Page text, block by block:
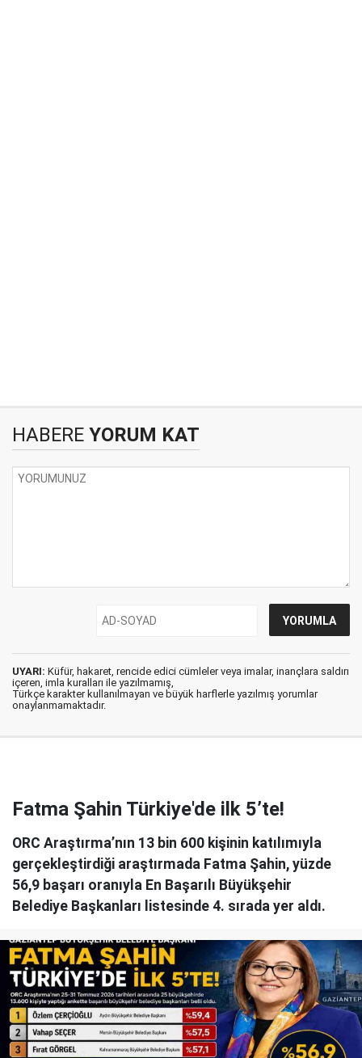
HABERE YORUM KAT
UYARI: Küfür, hakaret, rencide edici cümleler veya imalar, inançlara saldırı
içeren, imla kuralları ile yazılmamış,
Türkçe karakter kullanılmayan ve büyük harflerle yazılmış yorumlar
onaylanmamaktadır.
Fatma Şahin Türkiye'de ilk 5’te!
ORC Araştırma’nın 13 bin 600 kişinin katılımıyla
gerçekleştirdiği araştırmada Fatma Şahin, yüzde
56,9 başarı oranıyla En Başarılı Büyükşehir
Belediye Başkanları listesinde 4. sırada yer aldı.